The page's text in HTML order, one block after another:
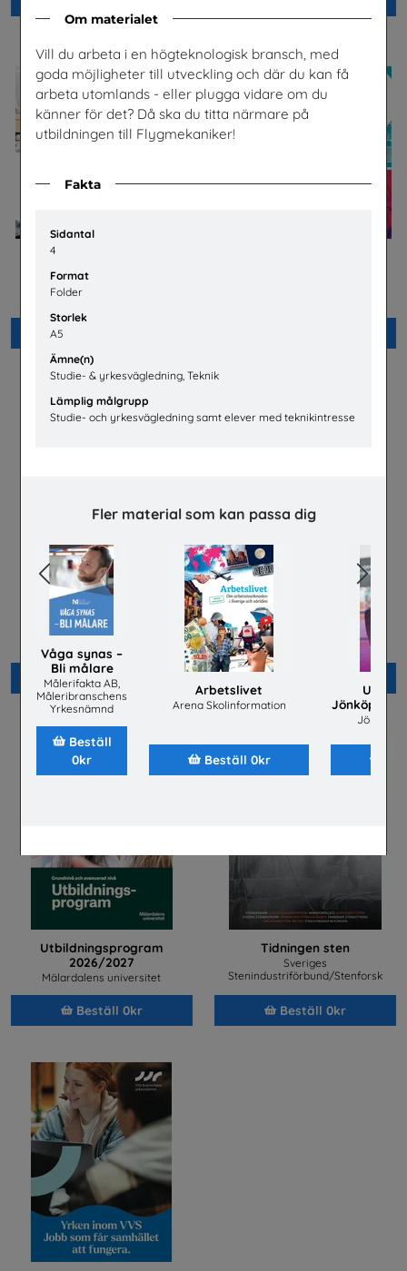
Fakta
Sidantal
4
Format
Folder
Storlek
A5
Ämne(n)
Studie- & yrkesvägledning, Teknik
Lämplig målgrupp
Studie- och yrkesvägledning samt elever med teknikintresse
Om materialet
Vill du arbeta i en högteknologisk bransch, med
goda möjligheter till utveckling och där du kan få
arbeta utomlands - eller plugga vidare om du
känner för det? Då ska du titta närmare på
utbildningen till Flygmekaniker!
Fler material som kan passa dig
Våga synas –
Bli målare
Målerifakta AB,
Måleribranschens
Yrkesnämnd
Beställ
0kr
Arbetslivet
Arena Skolinformation
Beställ 0kr
Jönköping
Previous Next
Jobba på apotek
Sveriges Apoteksförening
Flygteknikutbildning på
gymnasieskolan
TYA
Beställ 0kr
Välkommen hem till
fastighetsbranschen
Fastighetsbranschens
Utbildningsnämnd
Utbildningsprogram
2026/2027
Mälardalens universitet
Beställ 0kr
Tidningen sten
Sveriges
Stenindustriförbund/Stenforsk
Beställ 0kr